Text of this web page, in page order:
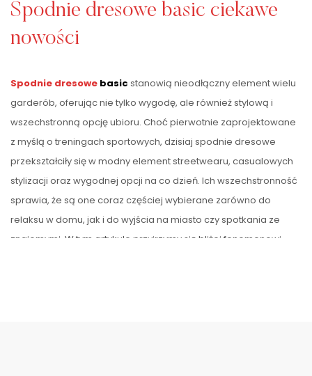
Spodnie dresowe basic ciekawe
nowości
Spodnie dresowe basic stanowią nieodłączny element wielu
garderób, oferując nie tylko wygodę, ale również stylową i
wszechstronną opcję ubioru. Choć pierwotnie zaprojektowane
z myślą o treningach sportowych, dzisiaj spodnie dresowe
przekształciły się w modny element streetwearu, casualowych
stylizacji oraz wygodnej opcji na co dzień. Ich wszechstronność
sprawia, że są one coraz częściej wybierane zarówno do
relaksu w domu, jak i do wyjścia na miasto czy spotkania ze
znajomymi. W tym artykule przyjrzymy się bliżej fenomenowi